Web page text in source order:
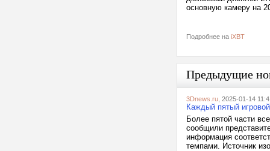
основную камеру на
Подробнее на iXBT
Предыдущие
3Dnews.ru , 2025-01-14
Каждый пятый
Более пятой части
сообщили
информация
темпами. Источник